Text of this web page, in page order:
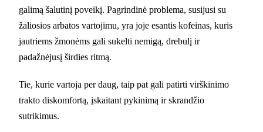
galimą šalutinį poveikį. Pagrindinė problema, susijusi su
žaliosios arbatos vartojimu, yra joje esantis kofeinas, kuris
jautriems žmonėms gali sukelti nemigą, drebulį ir
padažnėjusį širdies ritmą.
Tie, kurie vartoja per daug, taip pat gali patirti virškinimo
trakto diskomfortą, įskaitant pykinimą ir skrandžio
sutrikimus.